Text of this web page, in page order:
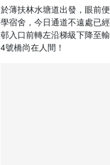
於薄扶林水塘道出發，眼前
學宿舍，今日通道不遠處已
邨入口前轉左沿梯級下降至
4號橋尚在人間！